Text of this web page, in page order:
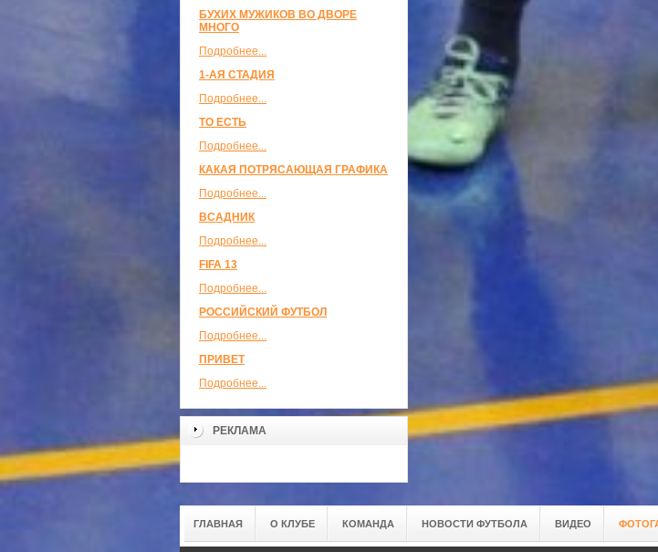
БУХИХ МУЖИКОВ ВО ДВОРЕ
МНОГО
Подробнее...
1-АЯ СТАДИЯ
Подробнее...
ТО ЕСТЬ
Подробнее...
КАКАЯ ПОТРЯСАЮЩАЯ ГРАФИКА
Подробнее...
ВСАДНИК
Подробнее...
FIFA 13
Подробнее...
РОССИЙСКИЙ ФУТБОЛ
Подробнее...
ПРИВЕТ
Подробнее...
РЕКЛАМА
ГЛАВНАЯ О КЛУБЕ КОМАНДА НОВОСТИ ФУТБОЛА ВИДЕО